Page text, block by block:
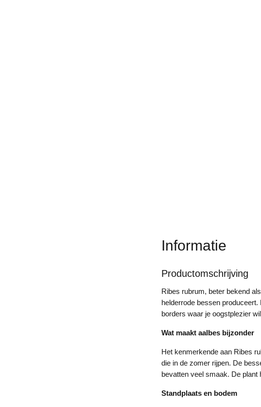
Informatie
Productomschrijving
Ribes rubrum, beter bekend
helderrode bessen
borders waar je oogstplezier
Wat maakt aalbes bijzonder
Het kenmerkende aan Ribes
die in de zomer rijpen. De
bevatten veel smaak. De plant
Standplaats en bodem